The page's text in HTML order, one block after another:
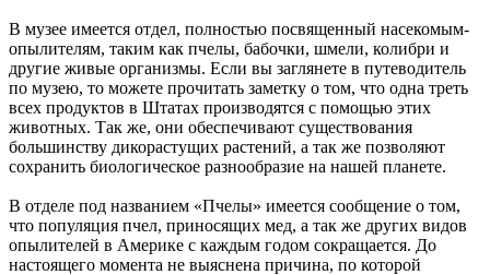
В музее имеется отдел, полностью посвященный насекомым-
опылителям, таким как пчелы, бабочки, шмели, колибри и
другие живые организмы. Если вы заглянете в путеводитель
по музею, то можете прочитать заметку о том, что одна треть
всех продуктов в Штатах производятся с помощью этих
животных. Так же, они обеспечивают существования
большинству дикорастущих растений, а так же позволяют
сохранить биологическое разнообразие на нашей планете.
В отделе под названием «Пчелы» имеется сообщение о том,
что популяция пчел, приносящих мед, а так же других видов
опылителей в Америке с каждым годом сокращается. До
настоящего момента не выяснена причина, по которой